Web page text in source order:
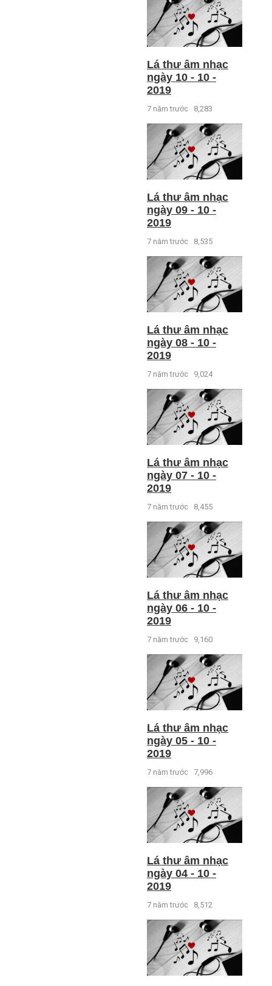
Lá thư âm nhạc
ngày 10 - 10 -
2019
7 năm trước 8,283
Lá thư âm nhạc
ngày 09 - 10 -
2019
7 năm trước 8,535
Lá thư âm nhạc
ngày 08 - 10 -
2019
7 năm trước 9,024
Lá thư âm nhạc
ngày 07 - 10 -
2019
7 năm trước 8,455
Lá thư âm nhạc
ngày 06 - 10 -
2019
7 năm trước 9,160
Lá thư âm nhạc
ngày 05 - 10 -
2019
7 năm trước 7,996
Lá thư âm nhạc
ngày 04 - 10 -
2019
7 năm trước 8,512